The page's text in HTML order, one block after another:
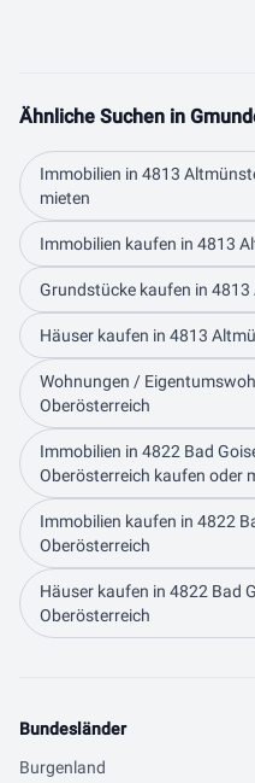
Ähnliche Suchen in
Immobilien in 4813
mieten
Immobilien kaufen in 4813
Grundstücke kaufen in
Häuser kaufen in 4813
Wohnungen /
Oberösterreich
Immobilien in 4822 Bad
Oberösterreich kaufen oder
Immobilien kaufen in 4822
Oberösterreich
Häuser kaufen in 4822 Bad
Oberösterreich
Bundesländer
Burgenland